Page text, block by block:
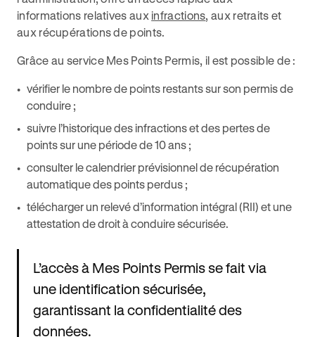
informations relatives aux infractions, aux retraits et
aux récupérations de points.
Grâce au service Mes Points Permis, il est possible de :
vérifier le nombre de points restants sur son permis de
conduire ;
suivre l’historique des infractions et des pertes de
points sur une période de 10 ans ;
consulter le calendrier prévisionnel de récupération
automatique des points perdus ;
télécharger un relevé d’information intégral (RII) et une
attestation de droit à conduire sécurisée.
L’accès à Mes Points Permis se fait via
une identification sécurisée,
garantissant la confidentialité des
données.